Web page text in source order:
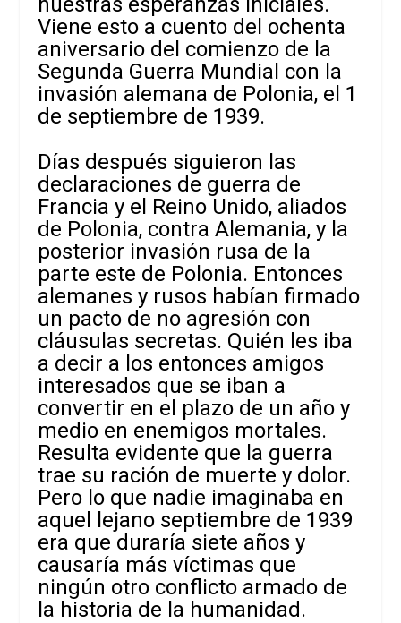
Viene esto a cuento del ochenta
aniversario del comienzo de la
Segunda Guerra Mundial con la
invasión alemana de Polonia, el 1
de septiembre de 1939.
Días después siguieron las
declaraciones de guerra de
Francia y el Reino Unido, aliados
de Polonia, contra Alemania, y la
posterior invasión rusa de la
parte este de Polonia. Entonces
alemanes y rusos habían firmado
un pacto de no agresión con
cláusulas secretas. Quién les iba
a decir a los entonces amigos
interesados que se iban a
convertir en el plazo de un año y
medio en enemigos mortales.
Resulta evidente que la guerra
trae su ración de muerte y dolor.
Pero lo que nadie imaginaba en
aquel lejano septiembre de 1939
era que duraría siete años y
causaría más víctimas que
ningún otro conflicto armado de
la historia de la humanidad.